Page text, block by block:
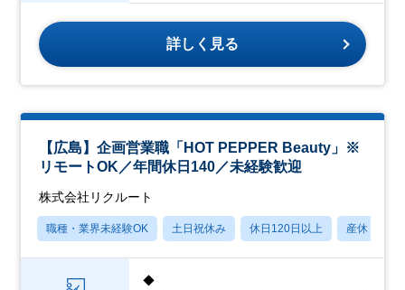
詳しく見る
【広島】企画営業職「HOT PEPPER Beauty」※
リモートOK／年間休日140／未経験歓迎
株式会社リクルート
職種・業界未経験OK 土日祝休み 休日120日以上 産休・育休
◆